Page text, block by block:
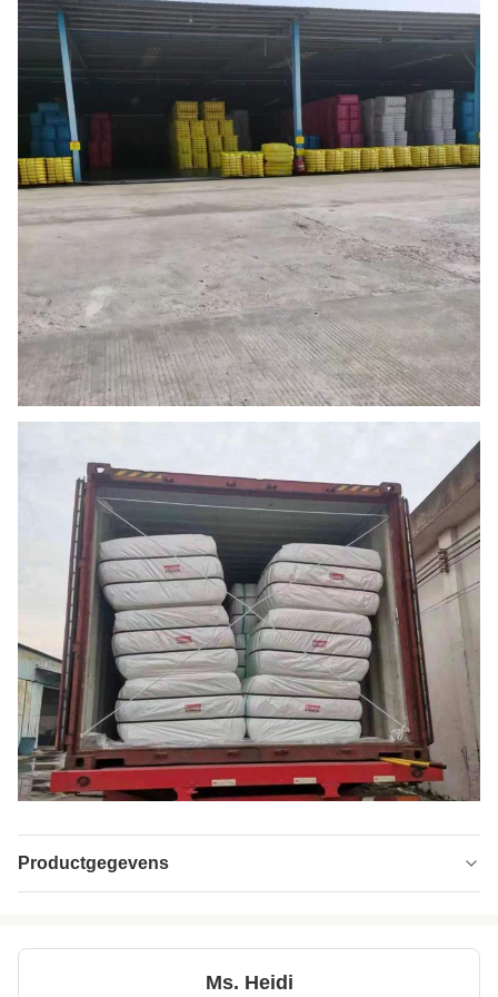
Productgegevens
Material: 100% polyester
Ms. Heidi